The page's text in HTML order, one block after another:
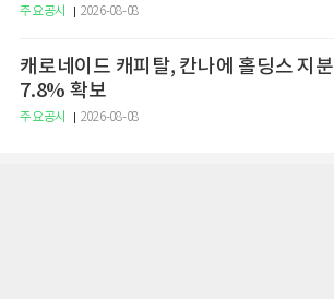
주요공시 2026-08-08
캐로네이드 캐피탈, 칸나에 홀딩스 지분
7.8% 확보
주요공시 2026-08-08